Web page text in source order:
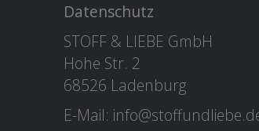
Datenschutz
STOFF & LIEBE GmbH
Hohe Str. 2
68526 Ladenburg
E-Mail: